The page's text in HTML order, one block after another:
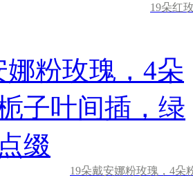
19朵红
19朵戴安娜粉玫瑰，4朵